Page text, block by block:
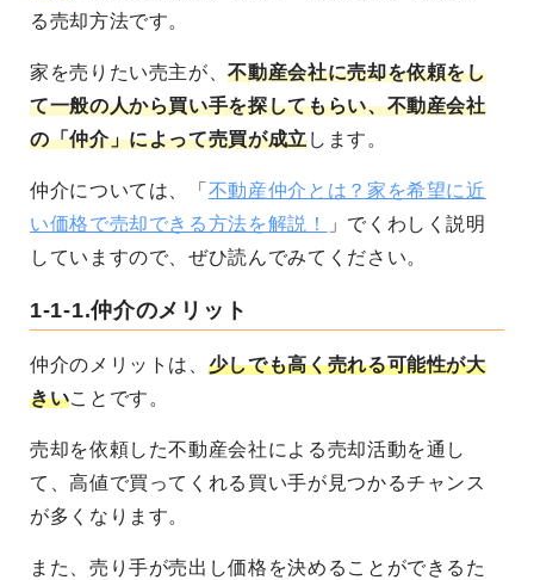
る売却方法です。
家を売りたい売主が、不動産会社に売却を依頼をし
て一般の人から買い手を探してもらい、不動産会社
の「仲介」によって売買が成立します。
仲介については、「 不動産仲介とは？家を希望に近
い価格で売却できる方法を解説！
」でくわしく説明
していますので、ぜひ読んでみてください。
1-1-1.仲介のメリット
仲介のメリットは、 少しでも高く売れる可能性が大
きいことです。
売却を依頼した不動産会社による売却活動を通し
て、高値で買ってくれる買い手が見つかるチャンス
が多くなります。
また、売り手が売出し価格を決めることができるた